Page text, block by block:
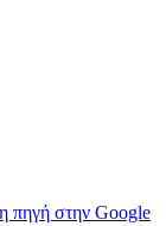
πηγή στην Google